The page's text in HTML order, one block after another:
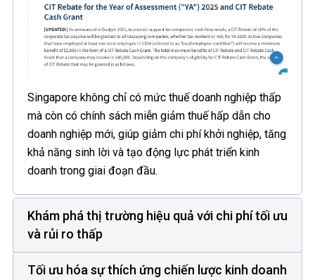
Singapore không chỉ có mức thuế doanh nghiệp thấp
mà còn có chính sách miễn giảm thuế hấp dẫn cho
doanh nghiệp mới, giúp giảm chi phí khởi nghiệp, tăng
khả năng sinh lời và tạo động lực phát triển kinh
doanh trong giai đoạn đầu.
Khám phá thị trường hiệu quả với chi phí tối ưu
và rủi ro thấp
Tối ưu hóa sự thích ứng chiến lược kinh doanh